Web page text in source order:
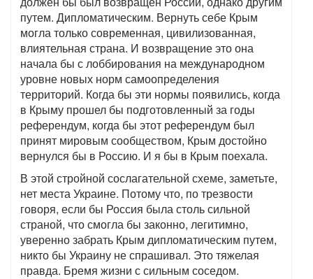
путем. Дипломатическим. Вернуть себе Крым
могла только современная, цивилизованная,
влиятельная страна. И возвращение это она
начала бы с лоббирования на международном
уровне новых норм самоопределения
территорий. Когда бы эти нормы появились, когда
в Крыму прошел бы подготовленный за годы
референдум, когда бы этот референдум был
принят мировым сообществом, Крым достойно
вернулся бы в Россию. И я бы в Крым поехала.
В этой стройной сослагательной схеме, заметьте,
нет места Украине. Потому что, по трезвости
говоря, если бы Россия была столь сильной
страной, что смогла бы законно, легитимно,
уверенно забрать Крым дипломатическим путем,
никто бы Украину не спрашивал. Это тяжелая
правда. Бремя жизни с сильным соседом.